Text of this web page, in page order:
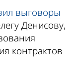
выговоры
Денисову,
контрактов